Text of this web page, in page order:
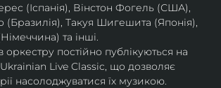
(Іспанія), Вінстон Фогель (США),
(Бразилія), Такуя Шигешита (Японія),
та інші.
оркестру постійно публікуються на
Live Classic, що дозволяє
насолоджуватися їх музикою​.